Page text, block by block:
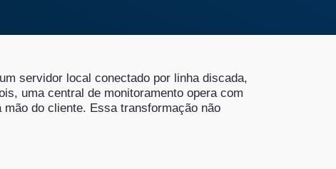
servidor local conectado por linha discada,
uma central de monitoramento opera com
do cliente. Essa transformação não